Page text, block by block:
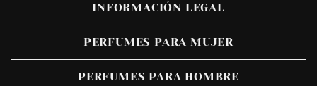
INFORMACIÓN LEGAL
PERFUMES PARA MUJER
PERFUMES PARA HOMBRE